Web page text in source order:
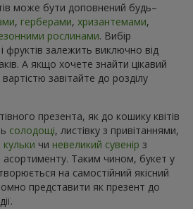
може бути доповнений будь–
, герберами, хризантемами,
рослинами. Вибір
фруктів залежить виключно від
А якщо хочете знайти цікавий
завітайте до розділу
презента, як до кошику квітів
солодощі, листівку з привітаннями,
кульки чи невеликий сувенір з
Таким чином, букет у
на самостійний якісний
представити як презент до